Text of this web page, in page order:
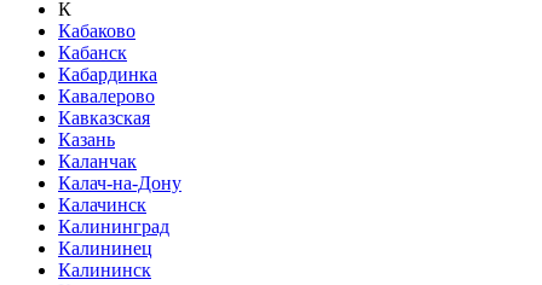
К
Кабаково
Кабанск
Кабардинка
Кавалерово
Кавказская
Казань
Каланчак
Калач-на-Дону
Калачинск
Калининград
Калининец
Калининск